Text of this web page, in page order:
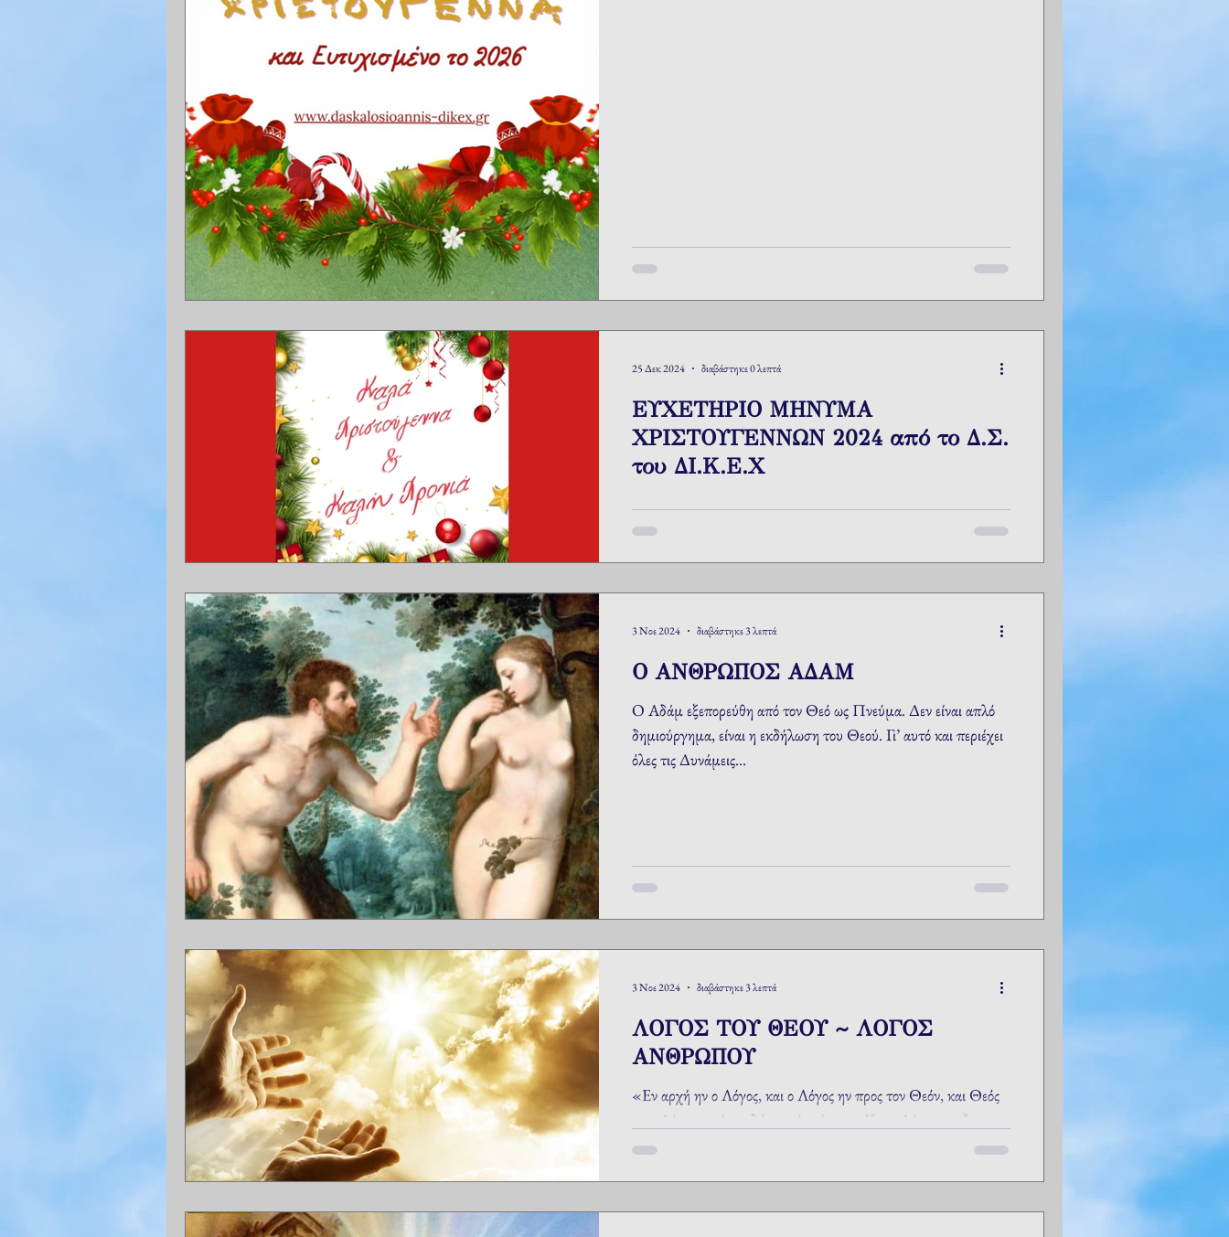
ΕΥΧΕΤΗΡΙΟ ΜΗΝΥΜΑ
ΧΡΙΣΤΟΥΓΕΝΝΩΝ 2024 από το Δ.Σ.
του ΔΙ.Κ.Ε.Χ
Οι καμπάνες ηχούν και πάλι χαρμόσυνα για να μεταφέρουν το
25 Δεκ 2024 διαβάστηκε 0 λεπτά
Ο ΑΝΘΡΩΠΟΣ ΑΔΑΜ
Ο Αδάμ εξεπορεύθη από τον Θεό ως Πνεύμα. Δεν είναι απλό
δημιούργημα, είναι η εκδήλωση του Θεού. Γι’ αυτό και περιέχει
όλες τις Δυνάμεις...
3 Νοε 2024 διαβάστηκε 3 λεπτά
ΛΟΓΟΣ ΤΟΥ ΘΕΟΥ ~ ΛΟΓΟΣ
ΑΝΘΡΩΠΟΥ
«Εν αρχή ην ο Λόγος, και ο Λόγος ην προς τον Θεόν, και Θεός
ην ο Λόγος... πάντα δι’ αυτού εγένετο... Και ο Λόγος σαρξ
εγένετο και εσκήνωσεν
3 Νοε 2024 διαβάστηκε 3 λεπτά